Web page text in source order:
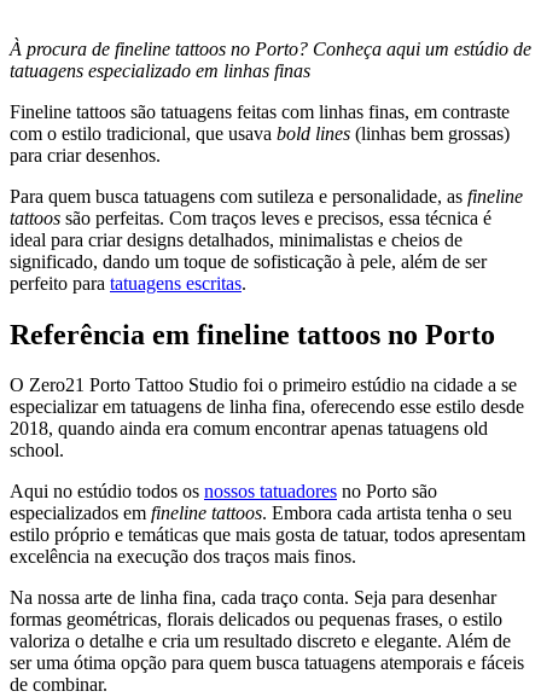
À procura de fineline tattoos no Porto? Conheça aqui um estúdio de
tatuagens especializado em linhas finas
Fineline tattoos são tatuagens feitas com linhas finas, em contraste
com o estilo tradicional, que usava bold lines (linhas bem grossas)
para criar desenhos.
Para quem busca tatuagens com sutileza e personalidade, as fineline
tattoos são perfeitas. Com traços leves e precisos, essa técnica é
ideal para criar designs detalhados, minimalistas e cheios de
significado, dando um toque de sofisticação à pele, além de ser
perfeito para tatuagens escritas.
Referência em fineline tattoos no Porto
O Zero21 Porto Tattoo Studio foi o primeiro estúdio na cidade a se
especializar em tatuagens de linha fina, oferecendo esse estilo desde
2018, quando ainda era comum encontrar apenas tatuagens old
school.
Aqui no estúdio todos os nossos tatuadores no Porto são
especializados em fineline tattoos. Embora cada artista tenha o seu
estilo próprio e temáticas que mais gosta de tatuar, todos apresentam
excelência na execução dos traços mais finos.
Na nossa arte de linha fina, cada traço conta. Seja para desenhar
formas geométricas, florais delicados ou pequenas frases, o estilo
valoriza o detalhe e cria um resultado discreto e elegante. Além de
ser uma ótima opção para quem busca tatuagens atemporais e fáceis
de combinar.